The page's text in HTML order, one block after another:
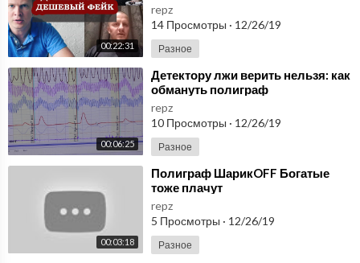
00:22:31
repz
14 Просмотры · 12/26/19
Разное
00:06:25
⁣Детектору лжи верить нельзя: как
обмануть полиграф
repz
10 Просмотры · 12/26/19
Разное
00:03:18
⁣Полиграф ШарикOFF Богатые
тоже плачут
repz
5 Просмотры · 12/26/19
Разное